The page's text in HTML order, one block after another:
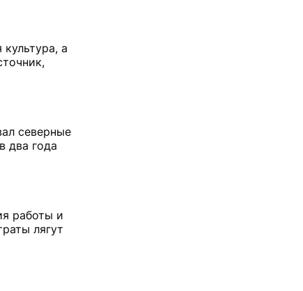
а
северные
два года
работы и
лягут